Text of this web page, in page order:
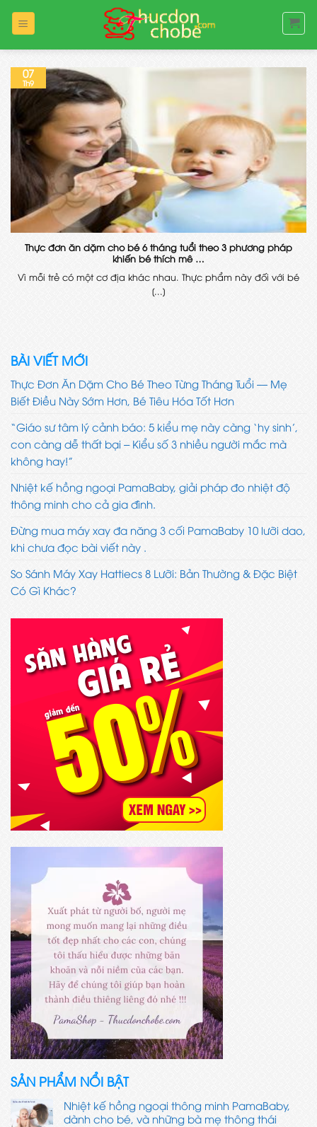
qua
Thực đơn ăn dặm cho bé 6 tháng tuổi theo 3 phương pháp
khiến bé thích mê …
Vì mỗi trẻ có một cơ địa khác nhau. Thực phẩm này đối với bé
[...]
07
Th9
BÀI VIẾT MỚI
Thực Đơn Ăn Dặm Cho Bé Theo Từng Tháng Tuổi — Mẹ
Biết Điều Này Sớm Hơn, Bé Tiêu Hóa Tốt Hơn
“Giáo sư tâm lý cảnh báo: 5 kiểu mẹ này càng ‘hy sinh’,
con càng dễ thất bại – Kiểu số 3 nhiều người mắc mà
không hay!”
Nhiệt kế hồng ngoại PamaBaby, giải pháp đo nhiệt độ
thông minh cho cả gia đình.
Đừng mua máy xay đa năng 3 cối PamaBaby 10 lưỡi dao,
khi chưa đọc bài viết này .
So Sánh Máy Xay Hattiecs 8 Lưỡi: Bản Thường & Đặc Biệt
Có Gì Khác?
SẢN PHẨM NỔI BẬT
Nhiệt kế hồng ngoại thông minh PamaBaby,
dành cho bé, và những bà mẹ thông thái